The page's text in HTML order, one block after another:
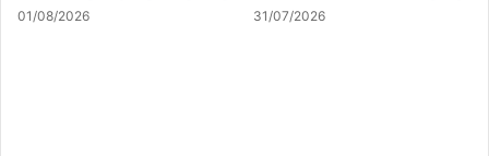
01/08/2026 31/07/2026